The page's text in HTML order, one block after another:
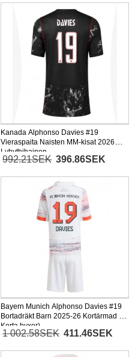
Kanada Alphonso Davies #19
Vieraspaita Naisten MM-kisat 2026
Lyhythihainen
992.21SEK 396.86SEK
Bayern Munich Alphonso Davies #19
Bortadräkt Barn 2025-26 Kortärmad (+
Korta byxor)
1 002.58SEK 411.46SEK